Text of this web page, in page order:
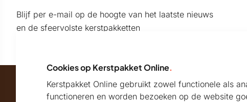
Blijf per e-mail op de hoogte van het laatste nieuws
en de sfeervolste kerstpakketten
Maatschappelijk partner van
Cookies op Kerstpakket Online.
Kerstpakket Online gebruikt zowel functionele als
functioneren en worden bezoeken op de website